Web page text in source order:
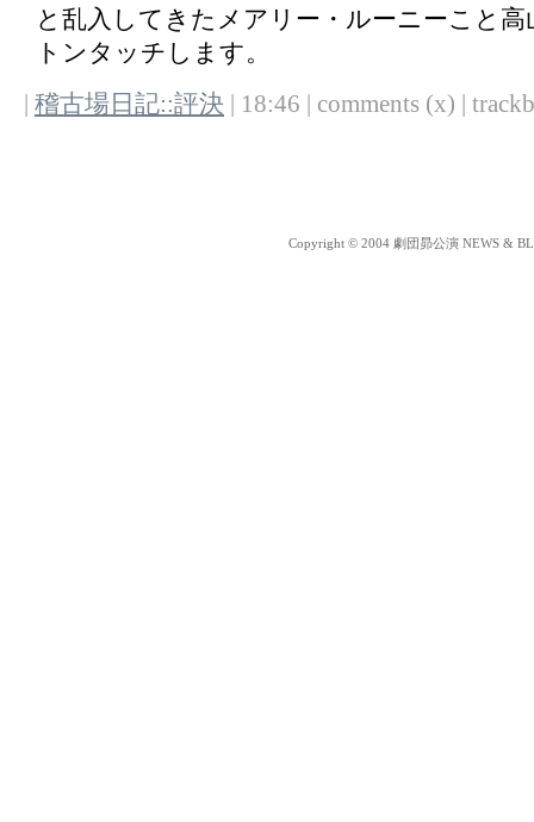
と乱入してきたメアリー・ルーニーこと
トンタッチします。
稽古場日記::評決 | 18:46 | comments (x) |
Copyright © 2004 劇団昴公演 NEWS &